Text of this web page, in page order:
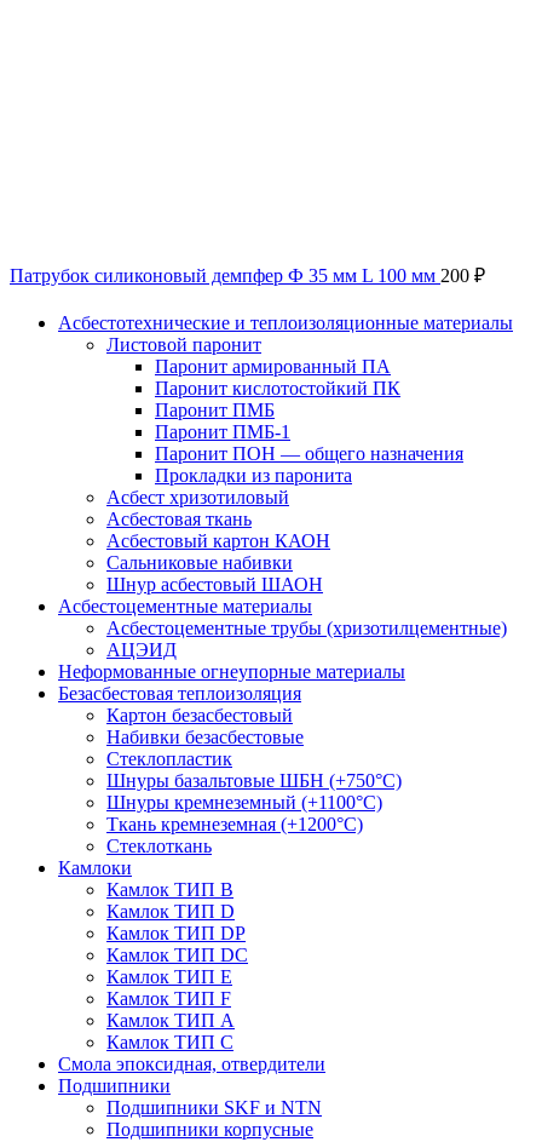
Патрубок силиконовый демпфер Ф 35 мм L 100 мм 200 ₽
Асбестотехнические и теплоизоляционные материалы
Листовой паронит
Паронит армированный ПА
Паронит кислотостойкий ПК
Паронит ПМБ
Паронит ПМБ-1
Паронит ПОН — общего назначения
Прокладки из паронита
Асбест хризотиловый
Асбестовая ткань
Асбестовый картон КАОН
Сальниковые набивки
Шнур асбестовый ШАОН
Асбестоцементные материалы
Асбестоцементные трубы (хризотилцементные)
АЦЭИД
Неформованные огнеупорные материалы
Безасбестовая теплоизоляция
Картон безасбестовый
Набивки безасбестовые
Стеклопластик
Шнуры базальтовые ШБН (+750°С)
Шнуры кремнеземный (+1100°С)
Ткань кремнеземная (+1200°С)
Стеклоткань
Камлоки
Камлок ТИП B
Камлок ТИП D
Камлок ТИП DP
Камлок ТИП DС
Камлок ТИП E
Камлок ТИП F
Камлок ТИП А
Камлок ТИП С
Смола эпоксидная, отвердители
Подшипники
Подшипники SKF и NTN
Подшипники корпусные